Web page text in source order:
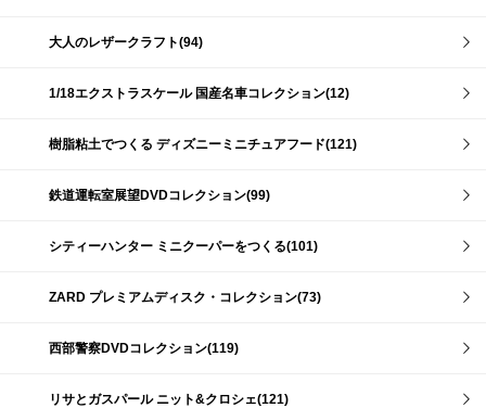
大人のレザークラフト(94)
1/18エクストラスケール 国産名車コレクション(12)
樹脂粘土でつくる ディズニーミニチュアフード(121)
鉄道運転室展望DVDコレクション(99)
シティーハンター ミニクーパーをつくる(101)
ZARD プレミアムディスク・コレクション(73)
西部警察DVDコレクション(119)
リサとガスパール ニット&クロシェ(121)